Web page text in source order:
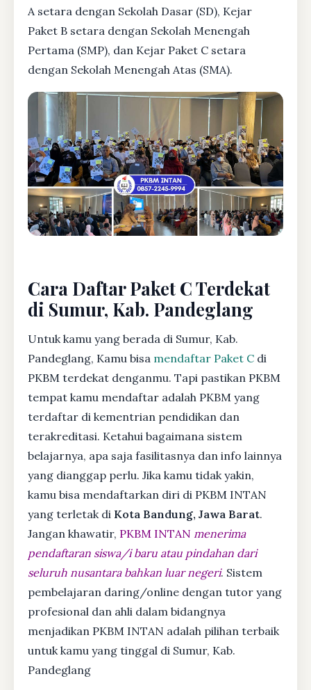
A setara dengan Sekolah Dasar (SD), Kejar
Paket B setara dengan Sekolah Menengah
Pertama (SMP), dan Kejar Paket C setara
dengan Sekolah Menengah Atas (SMA).
Cara Daftar Paket C Terdekat
di Sumur, Kab. Pandeglang
Untuk kamu yang berada di Sumur, Kab.
Pandeglang, Kamu bisa mendaftar Paket C di
PKBM terdekat denganmu. Tapi pastikan PKBM
tempat kamu mendaftar adalah PKBM yang
terdaftar di kementrian pendidikan dan
terakreditasi. Ketahui bagaimana sistem
belajarnya, apa saja fasilitasnya dan info lainnya
yang dianggap perlu. Jika kamu tidak yakin,
kamu bisa mendaftarkan diri di PKBM INTAN
yang terletak di Kota Bandung, Jawa Barat.
Jangan khawatir, PKBM INTAN menerima
pendaftaran siswa/i baru atau pindahan dari
seluruh nusantara bahkan luar negeri. Sistem
pembelajaran daring/online dengan tutor yang
profesional dan ahli dalam bidangnya
menjadikan PKBM INTAN adalah pilihan terbaik
untuk kamu yang tinggal di Sumur, Kab.
Pandeglang